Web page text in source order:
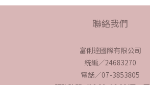
聯絡我們
富俐達國際有限公司
統編／24683270
電話／07-3853805